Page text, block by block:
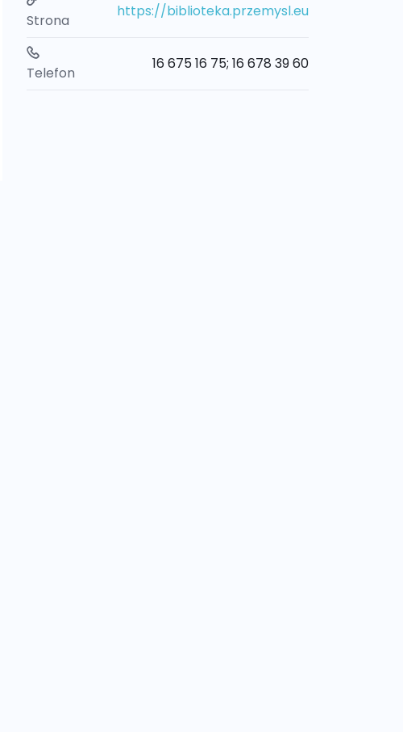
Strona
https://biblioteka.przemysl.eu
Telefon
16 675 16 75; 16 678 39 60